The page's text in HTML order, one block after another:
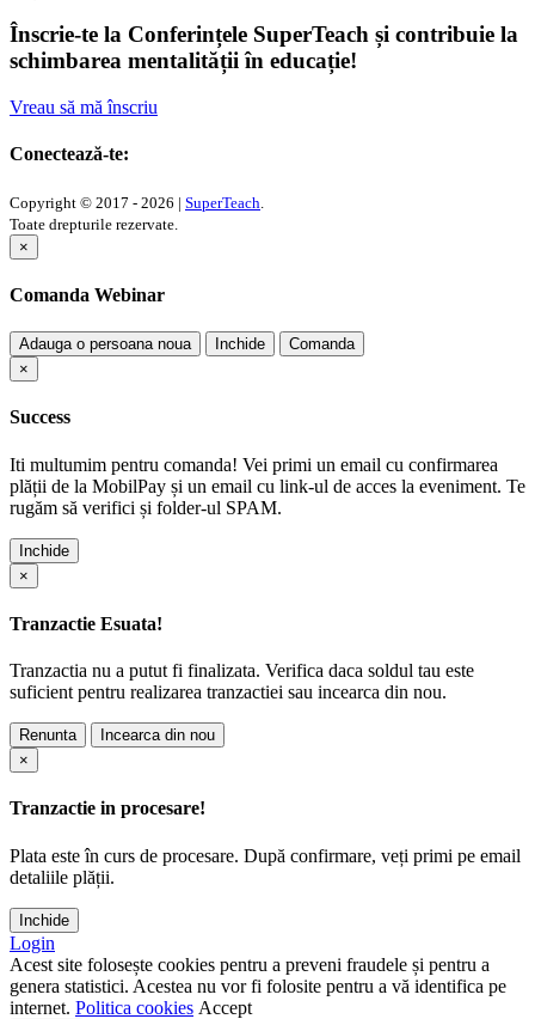
Înscrie-te la Conferințele SuperTeach și contribuie la
schimbarea mentalității în educație!
Vreau să mă înscriu
Conectează-te:
Copyright © 2017 - 2026 | SuperTeach
Toate drepturile rezervate.
×
Comanda Webinar
Adauga o persoana noua Inchide
Comanda
×
Success
Iti multumim pentru comanda! Vei primi un email cu confirmarea
plății de la MobilPay și un email cu link-ul de acces la eveniment. Te
rugăm să verifici și folder-ul SPAM.
Inchide
×
Tranzactie Esuata!
Tranzactia nu a putut fi finalizata. Verifica daca soldul tau este
suficient pentru realizarea tranzactiei sau incearca din nou.
Renunta
Incearca din nou
×
Tranzactie in procesare!
Plata este în curs de procesare. După confirmare, veți primi pe email
detaliile plății.
Inchide
Login
Acest site folosește cookies pentru a preveni fraudele și pentru a
genera statistici. Acestea nu vor fi folosite pentru a vă identifica pe
internet. Politica cookies Accept